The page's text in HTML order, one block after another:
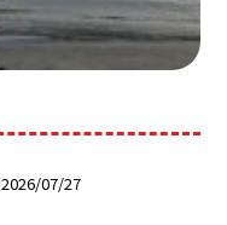
2026/07/27